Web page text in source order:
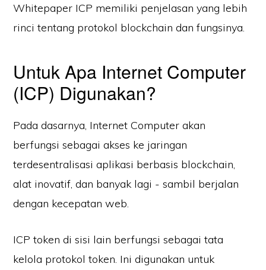
Whitepaper ICP memiliki penjelasan yang lebih
rinci tentang protokol blockchain dan fungsinya.
Untuk Apa Internet Computer
(ICP) Digunakan?
Pada dasarnya, Internet Computer akan
berfungsi sebagai akses ke jaringan
terdesentralisasi aplikasi berbasis blockchain,
alat inovatif, dan banyak lagi - sambil berjalan
dengan kecepatan web.
ICP token di sisi lain berfungsi sebagai tata
kelola protokol token. Ini digunakan untuk